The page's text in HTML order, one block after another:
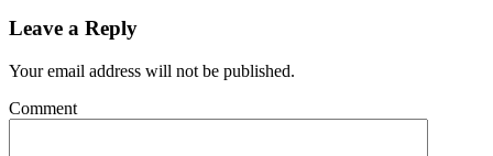
Leave a Reply
Your email address will not be published.
Comment